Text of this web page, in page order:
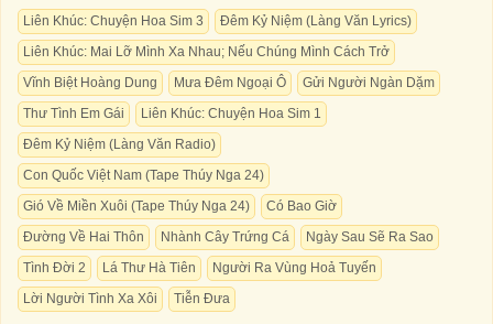
Liên Khúc: Chuyện Hoa Sim 3
Đêm Kỷ Niệm (Làng Văn Lyrics)
Liên Khúc: Mai Lỡ Mình Xa Nhau; Nếu Chúng Mình Cách Trở
Vĩnh Biệt Hoàng Dung
Mưa Đêm Ngoại Ô
Gửi Người Ngàn Dặm
Thư Tình Em Gái
Liên Khúc: Chuyện Hoa Sim 1
Đêm Kỷ Niệm (Làng Văn Radio)
Con Quốc Việt Nam (Tape Thúy Nga 24)
Gió Về Miền Xuôi (Tape Thúy Nga 24)
Có Bao Giờ
Đường Về Hai Thôn
Nhành Cây Trứng Cá
Ngày Sau Sẽ Ra Sao
Tình Đời 2
Lá Thư Hà Tiên
Người Ra Vùng Hoả Tuyến
Lời Người Tình Xa Xôi
Tiễn Đưa